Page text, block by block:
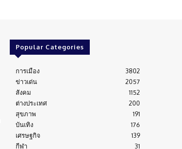
Popular Categories
การเมือง
3802
ข่าวเด่น
2057
สังคม
1152
ต่างประเทศ
200
สุขภาพ
191
บันเทิง
176
เศรษฐกิจ
139
กีฬา
31